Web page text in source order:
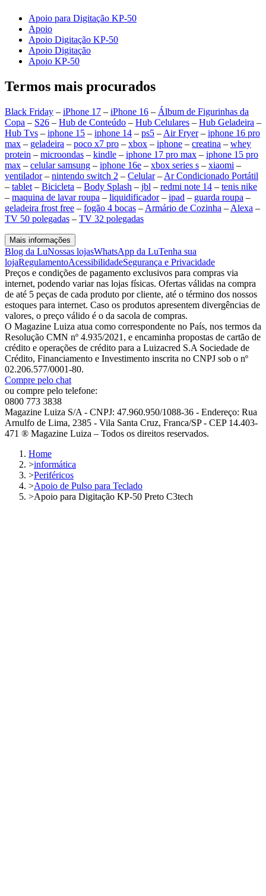
Apoio para Digitação KP-50
Apoio
Apoio Digitação KP-50
Apoio Digitação
Apoio KP-50
Termos mais procurados
Black Friday – iPhone 17 – iPhone 16 – Álbum de Figurinhas da
Copa – S26 – Hub de Conteúdo – Hub Celulares – Hub Geladeira –
Hub Tvs – iphone 15 – iphone 14 – ps5 – Air Fryer– iphone 16 pro
max – geladeira – poco x7 pro – xbox – iphone – creatina – whey
protein – microondas – kindle – iphone 17 pro max – iphone 15 pro
max – celular samsung – iphone 16e – xbox series s – xiaomi –
ventilador– nintendo switch 2 – Celular– Ar Condicionado Portátil
– tablet – Bicicleta – Body Splash – jbl – redmi note 14 – tenis nike
– maquina de lavar roupa – liquidificador– ipad – guarda roupa –
geladeira frost free – fogão 4 bocas – Armário de Cozinha – Alexa –
TV 50 polegadas – TV 32 polegadas
Mais informações
Blog da LuNossas lojasWhatsApp da LuTenha sua
lojaRegulamentoAcessibilidadeSegurança e Privacidade
Preços e condições de pagamento exclusivos para compras via
internet, podendo variar nas lojas físicas. Ofertas válidas na compra
de até 5 peças de cada produto por cliente, até o término dos nossos
estoques para internet. Caso os produtos apresentem divergências de
valores, o preço válido é o da sacola de compras.
O Magazine Luiza atua como correspondente no País, nos termos da
Resolução CMN nº 4.935/2021, e encaminha propostas de cartão de
crédito e operações de crédito para a Luizacred S.A Sociedade de
Crédito, Financiamento e Investimento inscrita no CNPJ sob o nº
02.206.577/0001-80.
Compre pelo chat
ou compre pelo telefone:
0800 773 3838
Magazine Luiza S/A - CNPJ: 47.960.950/1088-36 - Endereço: Rua
Arnulfo de Lima, 2385 - Vila Santa Cruz, Franca/SP - CEP 14.403-
471 ® Magazine Luiza – Todos os direitos reservados.
Home
>informática
>Periféricos
>Apoio de Pulso para Teclado
>Apoio para Digitação KP-50 Preto C3tech